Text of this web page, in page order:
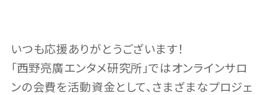
いつも応援ありがとうございます！
「西野亮廣エンタメ研究所」ではオンラインサロ
ンの会費を活動資金として、さまざまなプロジェ